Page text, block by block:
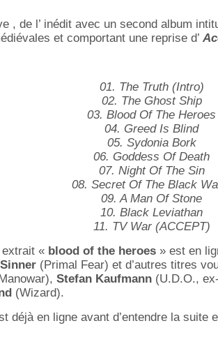
, de l’ inédit avec un second album
et comportant une reprise d’
01. The Truth (Intro)
02. The Ghost Ship
03. Blood Of The Heroes
04. Greed Is Blind
05. Sydonia Bork
06. Goddess Of Death
07. Night Of The Sin
08. Secret Of The Black
09. A Man Of Stone
10. Black Leviathan
11. TV War (ACCEPT)
« blood of the heroes » est en
(Primal Fear) et d’autres titres
Stefan Kaufmann (U.D.O.,
(Wizard).
déjà en ligne avant d’entendre la suite